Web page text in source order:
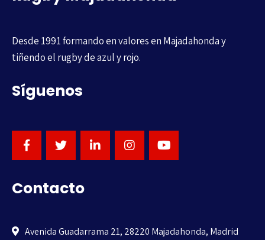
Desde 1991 formando en valores en Majadahonda y
tiñendo el rugby de azul y rojo.
Síguenos
Contacto
Avenida Guadarrama 21, 28220 Majadahonda, Madrid